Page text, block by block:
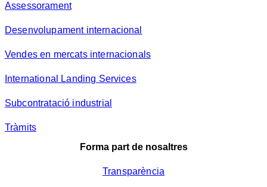
Assessorament
Desenvolupament internacional
Vendes en mercats internacionals
International Landing Services
Subcontratació industrial
Tràmits
Forma part de nosaltres
Transparència